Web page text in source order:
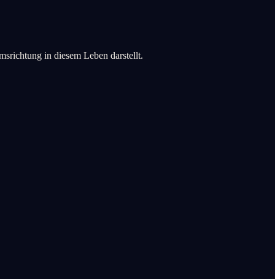
in diesem Leben darstellt.